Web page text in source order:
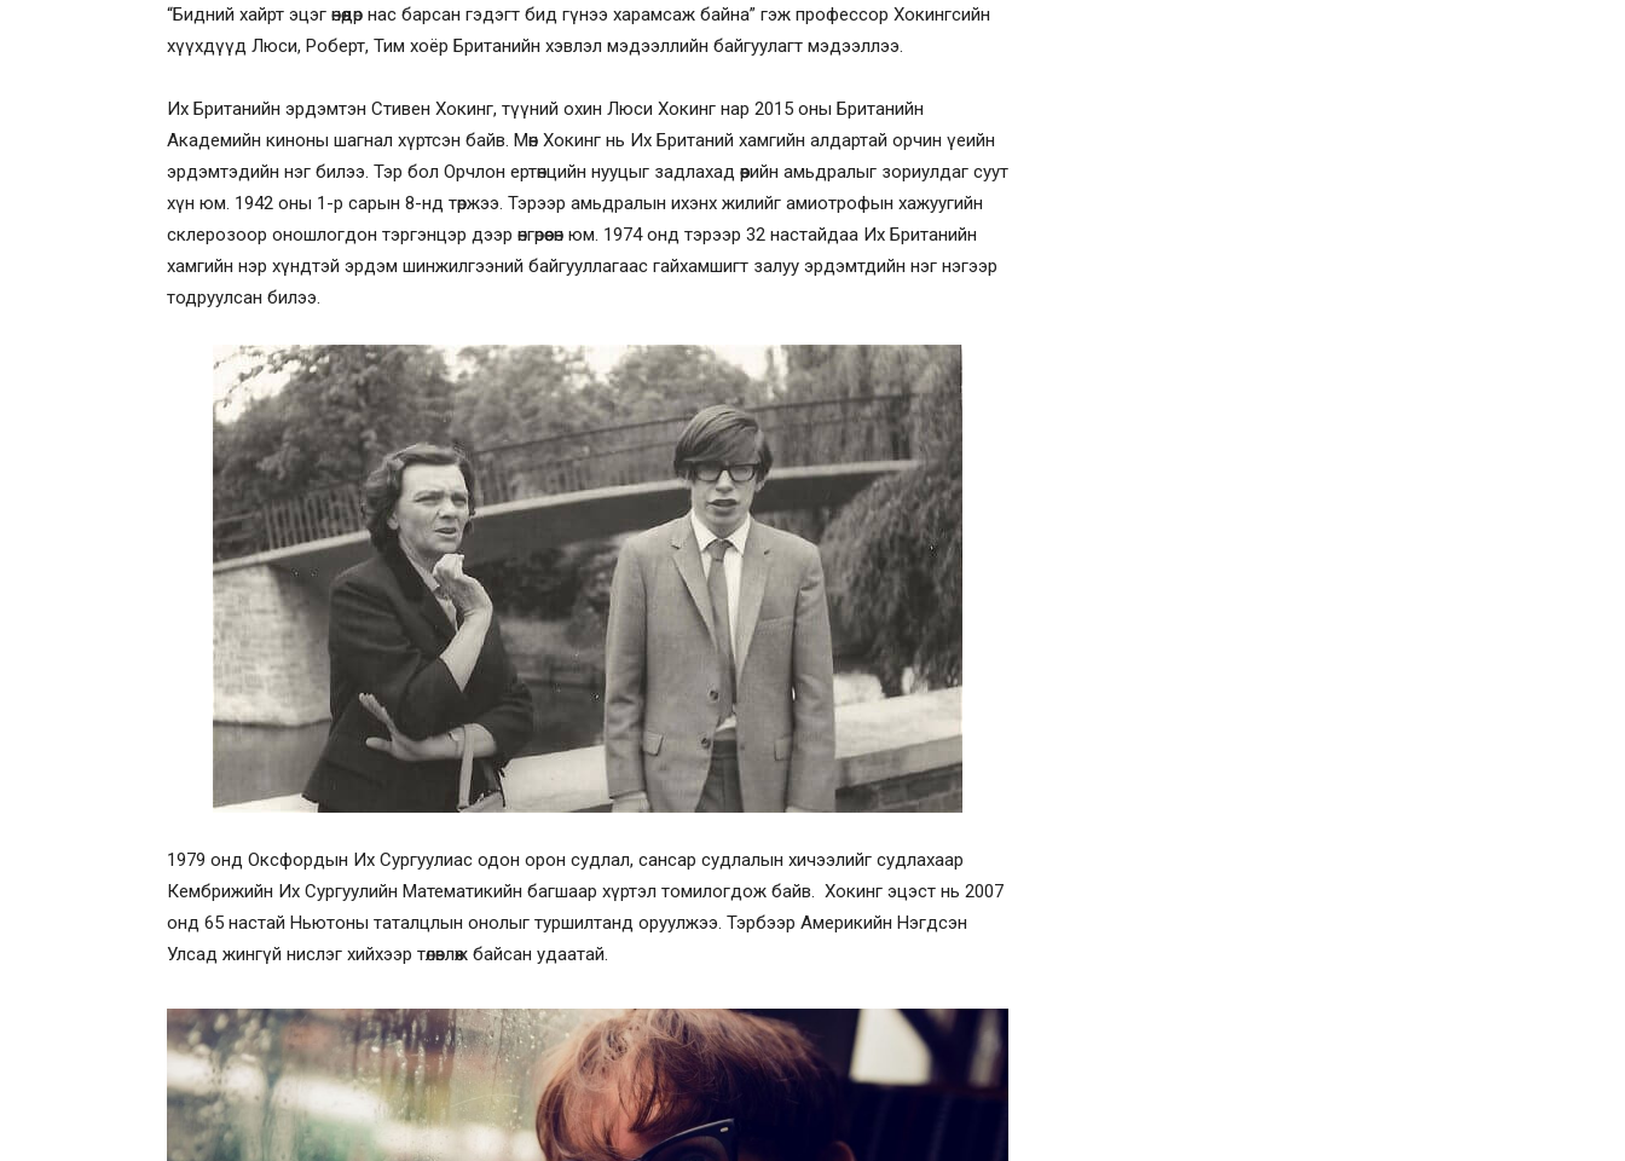
“Бидний хайрт эцэг өнөөдөр нас барсан гэдэгт бид гүнээ харамсаж байна” гэж профессор Хокингсийн
хүүхдүүд Люси, Роберт, Тим хоёр Британийн хэвлэл мэдээллийн байгуулагт мэдээллээ.
Их Британийн эрдэмтэн Стивен Хокинг, түүний охин Люси Хокинг нар 2015 оны Британийн
Академийн киноны шагнал хүртсэн байв. Мөн Хокинг нь Их Британий хамгийн алдартай орчин үеийн
эрдэмтэдийн нэг билээ. Тэр бол Орчлон ертөнцийн нууцыг задлахад өөрийн амьдралыг зориулдаг суут
хүн юм. 1942 оны 1-р сарын 8-нд төржээ. Тэрээр амьдралын ихэнх жилийг амиотрофын хажуугийн
склерозоор оношлогдон тэргэнцэр дээр өнгөрөөсөн юм. 1974 онд тэрээр 32 настайдаа Их Британийн
хамгийн нэр хүндтэй эрдэм шинжилгээний байгууллагаас гайхамшигт залуу эрдэмтдийн нэг нэгээр
тодруулсан билээ.
1979 онд Оксфордын Их Сургуулиас одон орон судлал, сансар судлалын хичээлийг судлахаар
Кембрижийн Их Сургуулийн Математикийн багшаар хүртэл томилогдож байв. Хокинг эцэст нь 2007
онд 65 настай Ньютоны таталцлын онолыг туршилтанд оруулжээ. Тэрбээр Америкийн Нэгдсэн
Улсад жингүй нислэг хийхээр төлөвлөж байсан удаатай.